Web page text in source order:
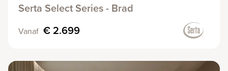
Serta Select Series - Brad
Vanaf € 2.699